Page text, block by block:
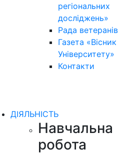
регіональних
досліджень»
Рада ветеранів
Газета «Вісник
Університету»
Контакти
ДІЯЛЬНІСТЬ
Навчальна
робота